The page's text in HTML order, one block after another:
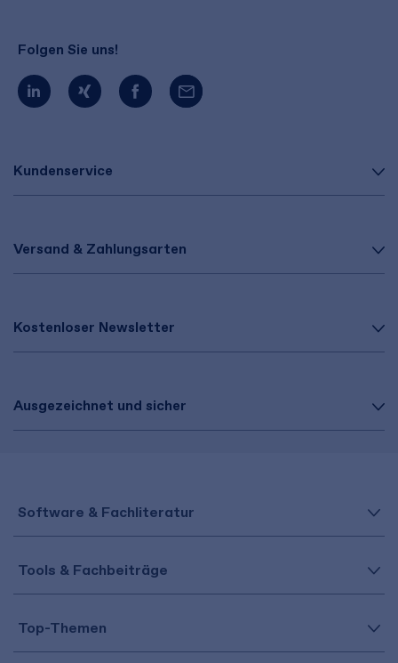
Kundenservice
Versand & Zahlungsarten
Kostenloser Newsletter
Ausgezeichnet und sicher
Folgen Sie uns!
Software & Fachliteratur
Tools & Fachbeiträge
Top-Themen